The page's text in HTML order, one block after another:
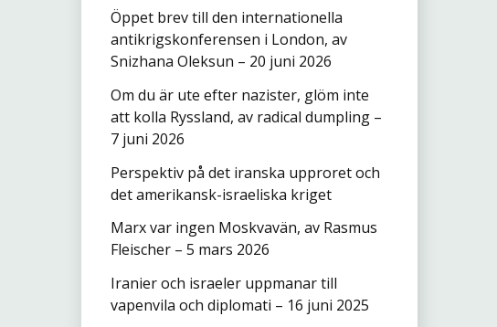
Öppet brev till den internationella
antikrigskonferensen i London, av
Snizhana Oleksun – 20 juni 2026
Om du är ute efter nazister, glöm inte
att kolla Ryssland, av radical dumpling –
7 juni 2026
Perspektiv på det iranska upproret och
det amerikansk-israeliska kriget
Marx var ingen Moskvavän, av Rasmus
Fleischer – 5 mars 2026
Iranier och israeler uppmanar till
vapenvila och diplomati – 16 juni 2025